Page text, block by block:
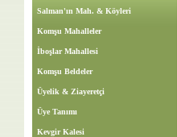
Salman'ın Mah. & Köyleri
Komşu Mahalleler
İboşlar Mahallesi
Komşu Beldeler
Üyelik & Ziayeretçi
Üye Tanımı
Kevgir Kalesi